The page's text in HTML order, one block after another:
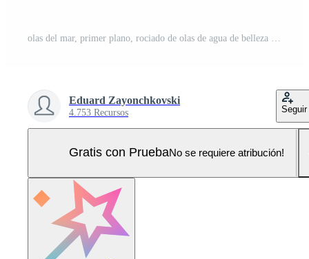
Eduard Zayonchkovski
4.753 Recursos Seguir
Gratis con PruebaNo se requiere atribución!